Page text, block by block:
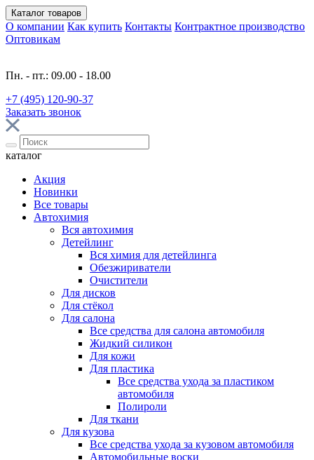
Каталог товаров
О компании Как купить Контакты Контрактное производство
Оптовикам
Пн. - пт.: 09.00 - 18.00
+7 (495) 120-90-37
Заказать звонок
каталог
Акция
Новинки
Все товары
Автохимия
Вся автохимия
Детейлинг
Вся химия для детейлинга
Обезжириватели
Очистители
Для дисков
Для стёкол
Для салона
Все средства для салона автомобиля
Жидкий силикон
Для кожи
Для пластика
Все средства ухода за пластиком
автомобиля
Полироли
Для ткани
Для кузова
Все средства ухода за кузовом автомобиля
Автомобильные воски